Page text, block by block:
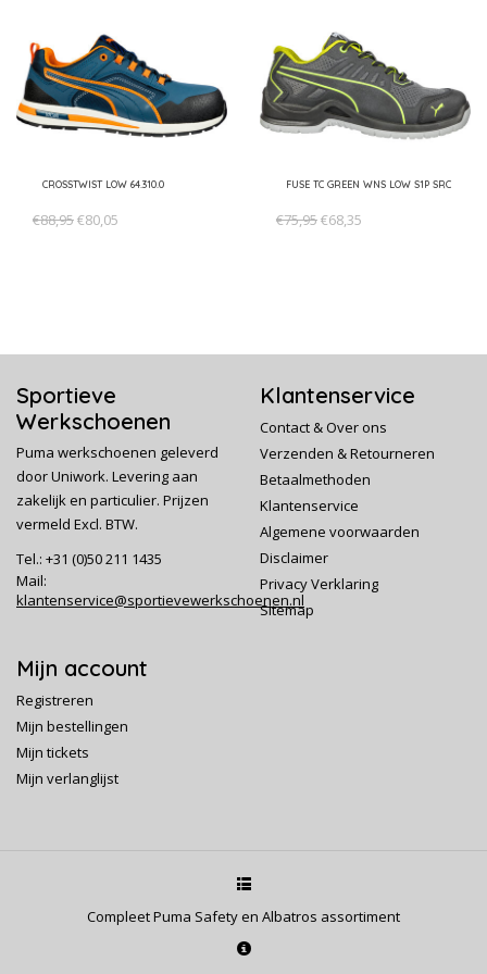
CROSSTWIST LOW 64.310.0
€88,95€80,05
FUSE TC GREEN WNS LOW S1P SRC
€75,95€68,35
Sportieve
Werkschoenen
Puma werkschoenen geleverd
door Uniwork. Levering aan
zakelijk en particulier. Prijzen
vermeld Excl. BTW.
Tel.: +31 (0)50 211 1435
Mail:
klantenservice@sportievewerkschoenen.nl
Klantenservice
Contact & Over ons
Verzenden & Retourneren
Betaalmethoden
Klantenservice
Algemene voorwaarden
Disclaimer
Privacy Verklaring
Sitemap
Mijn account
Registreren
Mijn bestellingen
Mijn tickets
Mijn verlanglijst
Compleet Puma Safety en Albatros assortiment